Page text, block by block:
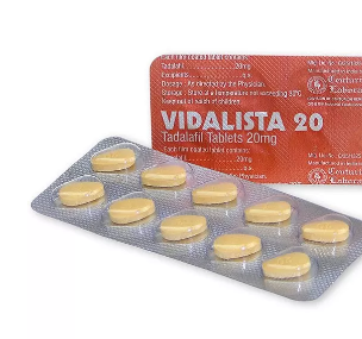
Super amoureux
Viaje romántico.
Faire la fête
Comment choisir?